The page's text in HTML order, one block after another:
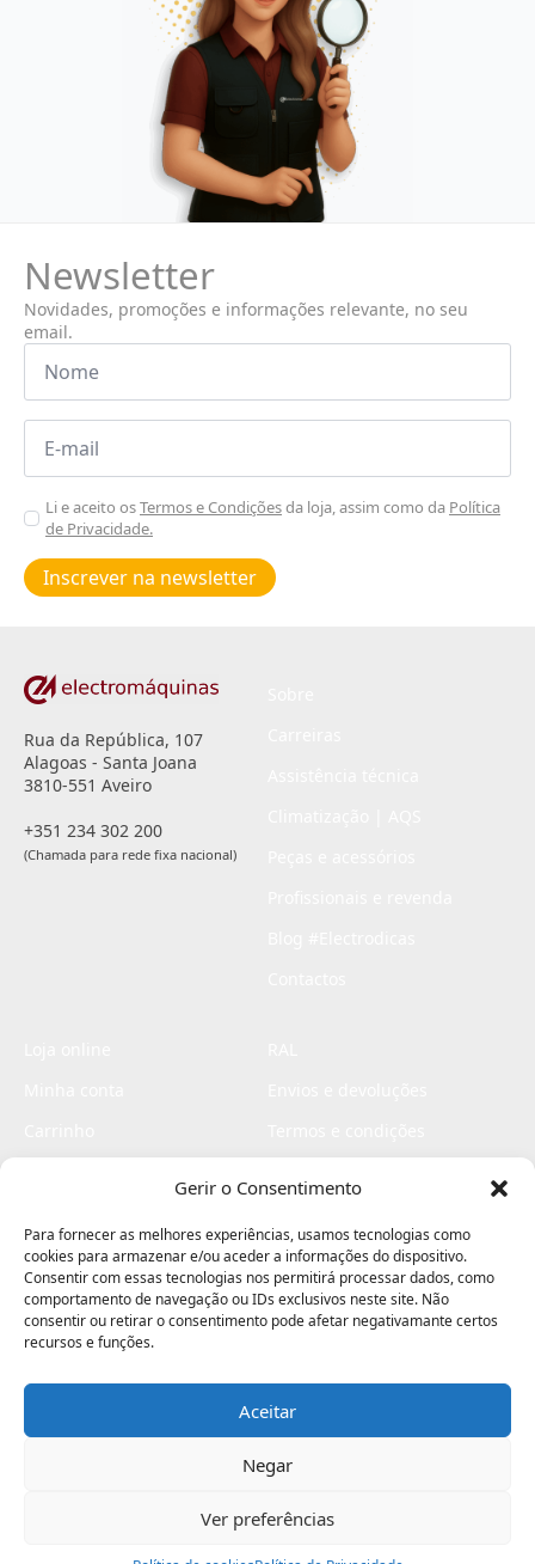
Gerir o Consentimento
Para fornecer as melhores experiências, usamos tecnologias como
cookies para armazenar e/ou aceder a informações do dispositivo.
Consentir com essas tecnologias nos permitirá processar dados, como
comportamento de navegação ou IDs exclusivos neste site. Não
consentir ou retirar o consentimento pode afetar negativamante certos
recursos e funções.
Aceitar
Negar
Ver preferências
Newsletter
Novidades, promoções e informações relevante, no seu
email.
Nome
Email
Aceitar
Poiticas
de
privacidade
Li e aceito osTermos e Condiçõesda loja, assim como da Política
de Privacidade.
Inscrever na newsletter
Rua da República, 107
Alagoas - Santa Joana
3810-551 Aveiro
+351 234 302 200
(Chamada para rede fixa nacional)
Livro de elogios
Electromaquinas ©2026
contágio - agência criativa